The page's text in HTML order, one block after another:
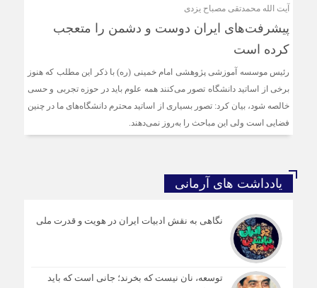
آیت الله محمدتقی مصباح یزدی
پیشرفت‌های ایران دوست و دشمن را متعجب
کرده است
رئیس موسسه آموزشی پژوهشی امام خمینی (ره) با ذکر این مطلب که هنوز
برخی از اساتید دانشگاه تصور می‌کنند همه علوم باید در حوزه تجربی و حسی
خالصه شود، بیان کرد: تصور بسیاری از اساتید محترم دانشگاه‌های ما در چنین
فضایی است ولی این مباحث را به‌روز نمی‌دهند.
یادداشت های آرمانی
نگاهی به نقش ادبیات ایران در هویت و قدرت ملی
توسعه، نان نیست که بخرند؛ جانی است که باید